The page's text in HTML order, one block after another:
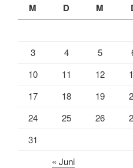
o
n
M D M
3
4 5
10
11 12
17
18 19
24
25 26
31
« Juni